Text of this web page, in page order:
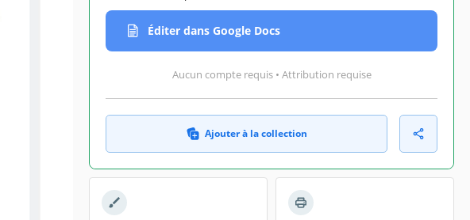
Éditer dans Google Docs
Aucun compte requis • Attribution requise
Ajouter à la collection